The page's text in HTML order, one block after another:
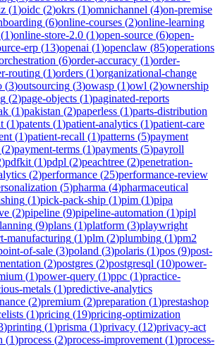
(1)oidc (2)okrs (1)omnichannel (4)on-premise
(6)online-courses (2)online-learning
(1)online-store-2.0 (1)open-source (6)open-
erp (13)openai (1)openclaw (85)operations
(6)order-accuracy (1)order-
routing (1)orders (1)organizational-change
(3)outsourcing (3)owasp (1)owl (2)ownership
(2)page-objects (1)paginated-reports
(1)pakistan (2)paperless (1)parts-distribution
(1)patents (1)patient-analytics (1)patient-care
(1)patient-recall (1)patterns (5)payment
(2)payment-terms (1)payments (5)payroll
)pdfkit (1)pdpl (2)peachtree (2)penetration-
(2)performance (25)performance-review
(5)pharma (4)pharmaceutical
(1)pick-pack-ship (1)pim (1)pipa
(2)pipeline (9)pipeline-automation (1)pipl
(9)plans (1)platform (3)playwright
manufacturing (1)plm (2)plumbing (1)pm2
of-sale (3)poland (3)polaris (1)pos (9)post-
(2)postgres (2)postgresql (10)power-
(1)power-query (1)ppc (1)practice-
metals (1)predictive-analytics
(2)premium (2)preparation (1)prestashop
(1)pricing (19)pricing-optimization
)printing (1)prisma (1)privacy (12)privacy-act
(1)process (2)process-improvement (1)process-